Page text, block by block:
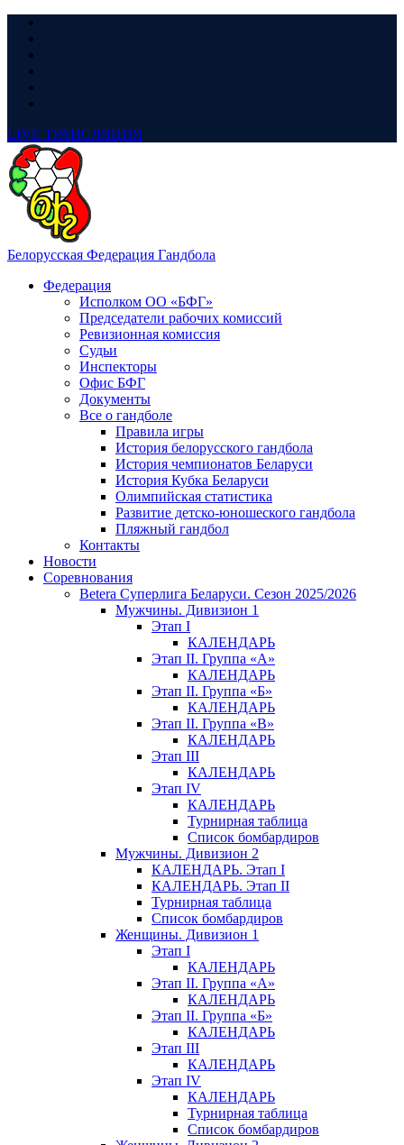
LIVE ТРАНСЛЯЦИЯ
Белорусская Федерация Гандбола
Федерация
Исполком ОО «БФГ»
Председатели рабочих комиссий
Ревизионная комиссия
Судьи
Инспекторы
Офис БФГ
Документы
Все о гандболе
Правила игры
История белорусского гандбола
История чемпионатов Беларуси
История Кубка Беларуси
Олимпийская статистика
Развитие детско-юношеского гандбола
Пляжный гандбол
Контакты
Новости
Соревнования
Betera Суперлига Беларуси. Сезон 2025/2026
Мужчины. Дивизион 1
Этап I
КАЛЕНДАРЬ
Этап II. Группа «А»
КАЛЕНДАРЬ
Этап II. Группа «Б»
КАЛЕНДАРЬ
Этап II. Группа «В»
КАЛЕНДАРЬ
Этап III
КАЛЕНДАРЬ
Этап IV
КАЛЕНДАРЬ
Турнирная таблица
Список бомбардиров
Мужчины. Дивизион 2
КАЛЕНДАРЬ. Этап I
КАЛЕНДАРЬ. Этап II
Турнирная таблица
Список бомбардиров
Женщины. Дивизион 1
Этап I
КАЛЕНДАРЬ
Этап II. Группа «А»
КАЛЕНДАРЬ
Этап II. Группа «Б»
КАЛЕНДАРЬ
Этап III
КАЛЕНДАРЬ
Этап IV
КАЛЕНДАРЬ
Турнирная таблица
Список бомбардиров